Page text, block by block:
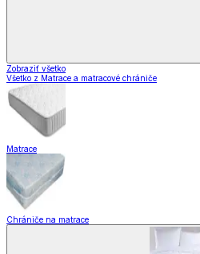
Zobraziť všetko
Všetko z Matrace a matracové chrániče
Matrace
Chrániče na matrace